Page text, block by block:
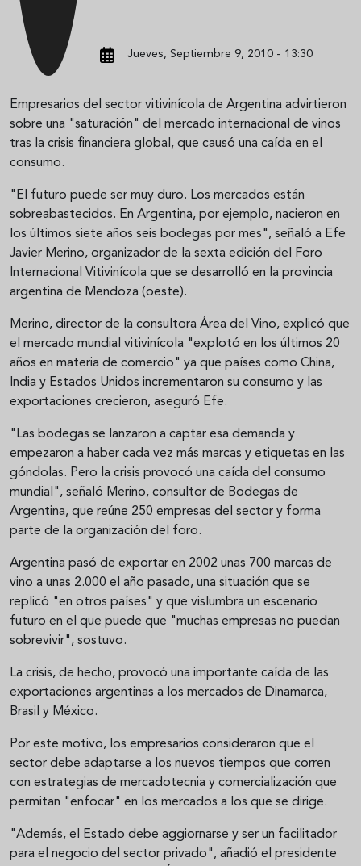
Jueves, Septiembre 9, 2010 - 13:30
Empresarios del sector vitivinícola de Argentina advirtieron
sobre una "saturación" del mercado internacional de vinos
tras la crisis financiera global, que causó una caída en el
consumo.
"El futuro puede ser muy duro. Los mercados están
sobreabastecidos. En Argentina, por ejemplo, nacieron en
los últimos siete años seis bodegas por mes", señaló a Efe
Javier Merino, organizador de la sexta edición del Foro
Internacional Vitivinícola que se desarrolló en la provincia
argentina de Mendoza (oeste).
Merino, director de la consultora Área del Vino, explicó que
el mercado mundial vitivinícola "explotó en los últimos 20
años en materia de comercio" ya que países como China,
India y Estados Unidos incrementaron su consumo y las
exportaciones crecieron, aseguró Efe.
"Las bodegas se lanzaron a captar esa demanda y
empezaron a haber cada vez más marcas y etiquetas en las
góndolas. Pero la crisis provocó una caída del consumo
mundial", señaló Merino, consultor de Bodegas de
Argentina, que reúne 250 empresas del sector y forma
parte de la organización del foro.
Argentina pasó de exportar en 2002 unas 700 marcas de
vino a unas 2.000 el año pasado, una situación que se
replicó "en otros países" y que vislumbra un escenario
futuro en el que puede que "muchas empresas no puedan
sobrevivir", sostuvo.
La crisis, de hecho, provocó una importante caída de las
exportaciones argentinas a los mercados de Dinamarca,
Brasil y México.
Por este motivo, los empresarios consideraron que el
sector debe adaptarse a los nuevos tiempos que corren
con estrategias de mercadotecnia y comercialización que
permitan "enfocar" en los mercados a los que se dirige.
"Además, el Estado debe aggiornarse y ser un facilitador
para el negocio del sector privado", añadió el presidente